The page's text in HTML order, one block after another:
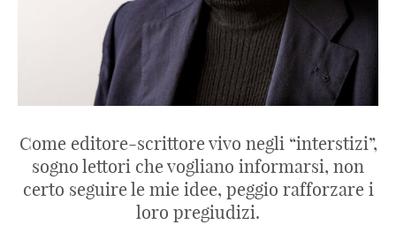
Come editore-scrittore vivo negli “interstizi”,
sogno lettori che vogliano informarsi, non
certo seguire le mie idee, peggio rafforzare i
loro pregiudizi.